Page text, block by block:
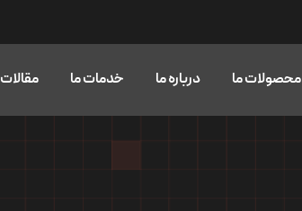
محصولات ما درباره ما خدمات ما مقالات